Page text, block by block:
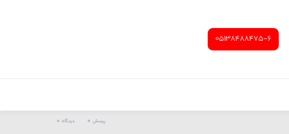
05138488475-6
پرسش 0 دیدگاه 0